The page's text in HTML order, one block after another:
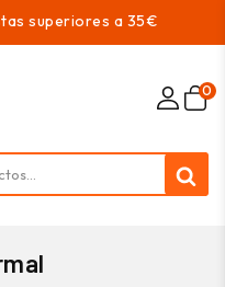
superiores a 35€
0